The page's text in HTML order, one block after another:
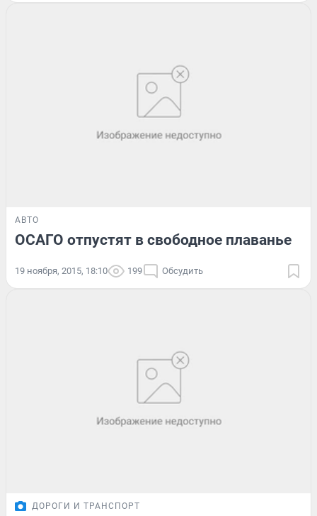
АВТО
ОСАГО отпустят в свободное плаванье
19 ноября, 2015, 18:10 199 Обсудить
ДОРОГИ И ТРАНСПОРТ